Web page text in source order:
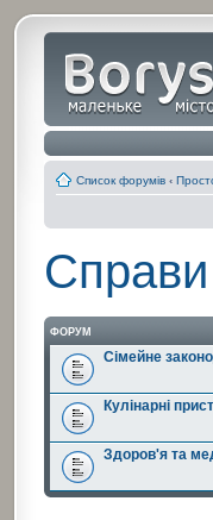
Список форумів ‹
Справи
ФОРУМ
Сімейне
Кулінарні
Здоров'я та